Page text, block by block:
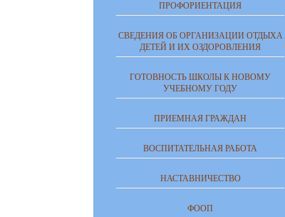
ПРОФОРИЕНТАЦИЯ
СВЕДЕНИЯ ОБ ОРГАНИЗАЦИИ ОТДЫХА
ДЕТЕЙ И ИХ ОЗДОРОВЛЕНИЯ
ГОТОВНОСТЬ ШКОЛЫ К НОВОМУ
УЧЕБНОМУ ГОДУ
ПРИЕМНАЯ ГРАЖДАН
ВОСПИТАТЕЛЬНАЯ РАБОТА
НАСТАВНИЧЕСТВО
ФООП